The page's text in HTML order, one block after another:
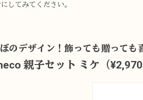
してみてください。
のデザイン！飾っても贈っても
親子セット ミケ（¥2,970